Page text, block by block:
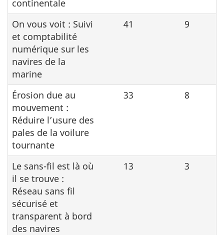
continentale
On vous voit : Suivi
et comptabilité
numérique sur les
navires de la
marine
41 9
Érosion due au
mouvement :
Réduire l’usure des
pales de la voilure
tournante
33 8
Le sans-fil est là où
il se trouve :
Réseau sans fil
sécurisé et
transparent à bord
des navires
13 3